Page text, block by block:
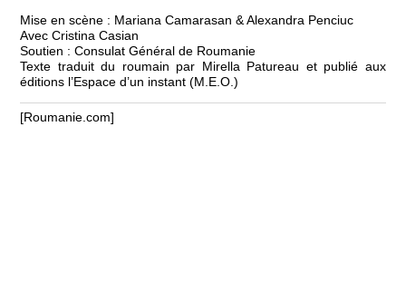
Mise en scène : Mariana Camarasan & Alexandra Penciuc
Avec Cristina Casian
Soutien : Consulat Général de Roumanie
Texte traduit du roumain par Mirella Patureau et publié aux
éditions l’Espace d’un instant (M.E.O.)
[Roumanie.com]